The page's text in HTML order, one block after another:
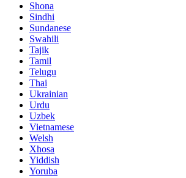
Shona
Sindhi
Sundanese
Swahili
Tajik
Tamil
Telugu
Thai
Ukrainian
Urdu
Uzbek
Vietnamese
Welsh
Xhosa
Yiddish
Yoruba